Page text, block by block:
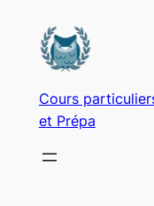
contenu
Cours
et Prépa